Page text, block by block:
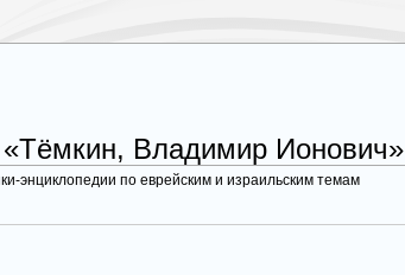
Владимир Ионович»
энциклопедии по еврейским и израильским темам